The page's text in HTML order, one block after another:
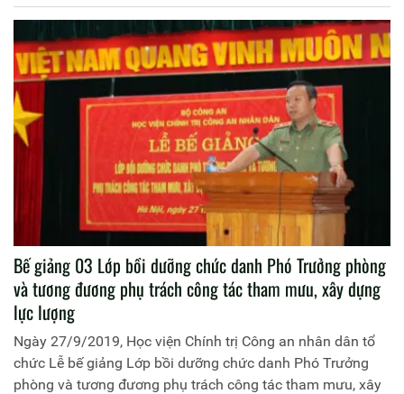
Bế giảng 03 Lớp bồi dưỡng chức danh Phó Trưởng phòng
và tương đương phụ trách công tác tham mưu, xây dựng
lực lượng
Ngày 27/9/2019, Học viện Chính trị Công an nhân dân tổ
chức Lễ bế giảng Lớp bồi dưỡng chức danh Phó Trưởng
phòng và tương đương phụ trách công tác tham mưu, xây